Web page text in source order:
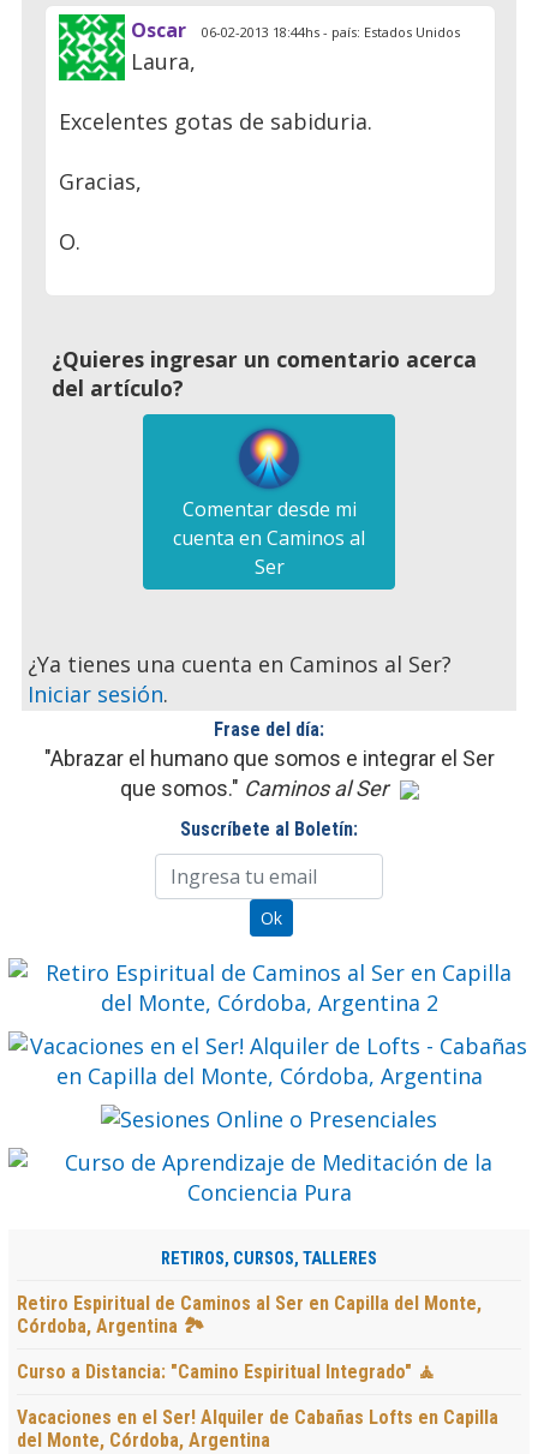
Oscar 06-02-2013 18:44hs - país: Estados Unidos
Laura,
Excelentes gotas de sabiduria.
Gracias,
O.
¿Quieres ingresar un comentario acerca
del artículo?
Comentar desde mi
cuenta en Caminos al
Ser
¿Ya tienes una cuenta en Caminos al Ser?
Iniciar sesión.
Frase del día:
"Abrazar el humano que somos e integrar el Ser
que somos." Caminos al Ser
Suscríbete al Boletín:
RETIROS, CURSOS, TALLERES
Retiro Espiritual de Caminos al Ser en Capilla del Monte,
Córdoba, Argentina 🏞️
Curso a Distancia: "Camino Espiritual Integrado" 🧘
Vacaciones en el Ser! Alquiler de Cabañas Lofts en Capilla
del Monte, Córdoba, Argentina